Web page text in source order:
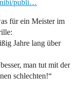
publi…
für ein Meister im
Jahre lang über
man tut mit der
schlechten!“